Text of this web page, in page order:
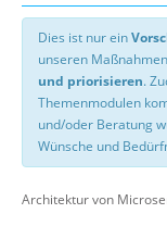
Dies ist nur ein
unseren
und priorisieren.
Themenmodulen
und/oder Beratung
Wünsche und
Architektur von